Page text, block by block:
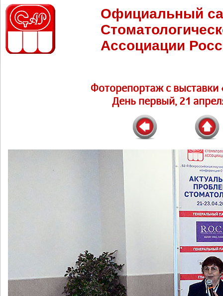
Официальный
Ассоциации
Фоторепортаж c выставки
День первый, 21